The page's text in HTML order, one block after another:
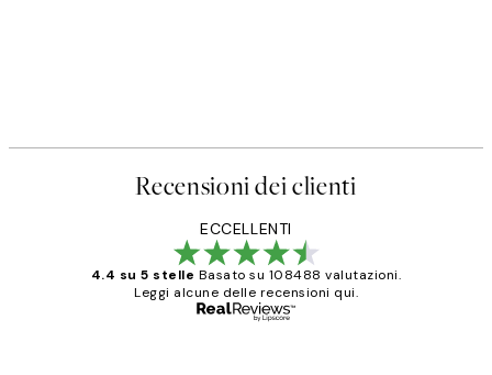
Recensioni dei clienti
ECCELLENTI
4.4 su 5 stelle Basato su 108488 valutazioni.
Leggi alcune delle recensioni qui.